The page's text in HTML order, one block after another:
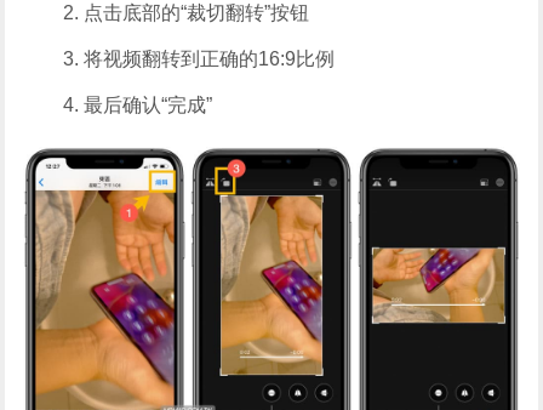
点击底部的“裁切翻转”按钮
将视频翻转到正确的16:9比例
最后确认“完成”